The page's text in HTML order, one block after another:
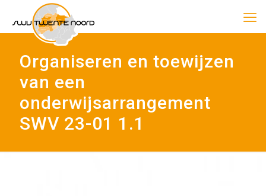
Organiseren en toewijzen
van een
onderwijsarrangement
SWV 23-01 1.1